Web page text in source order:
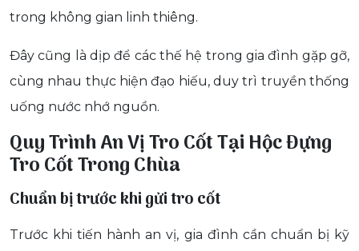
trong không gian linh thiêng.
Đây cũng là dịp để các thế hệ trong gia đình gặp gỡ,
cùng nhau thực hiện đạo hiếu, duy trì truyền thống
uống nước nhớ nguồn.
Quy Trình An Vị Tro Cốt Tại Hộc Đựng
Tro Cốt Trong Chùa
Chuẩn bị trước khi gửi tro cốt
Trước khi tiến hành an vị, gia đình cần chuẩn bị kỹ